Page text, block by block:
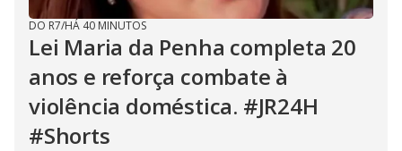
DO R7/HÁ 40 MINUTOS
Lei Maria da Penha completa 20
anos e reforça combate à
violência doméstica. #JR24H
#Shorts